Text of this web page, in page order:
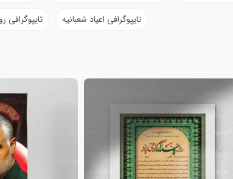
تایپوگرافی اعیاد شعبانیه تایپوگرافی